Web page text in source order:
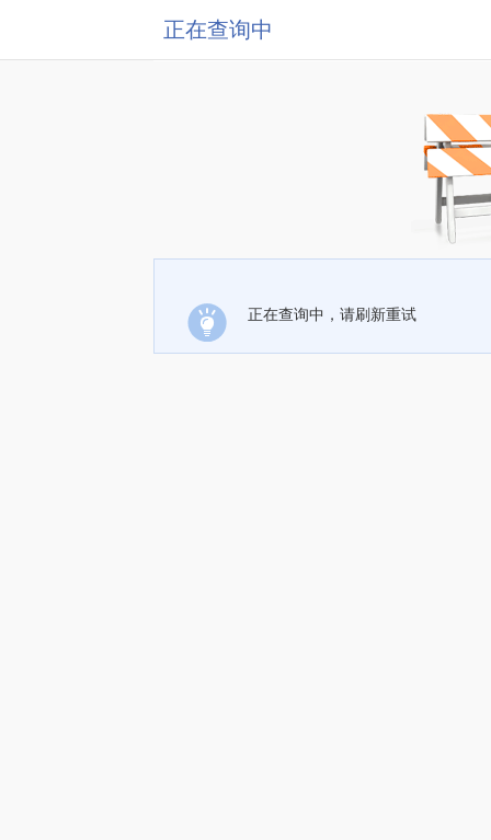
正在查询中
正在查询中，请刷新重试